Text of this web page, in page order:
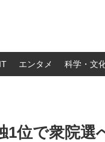
IT エンタメ 科学・文
1位で衆院